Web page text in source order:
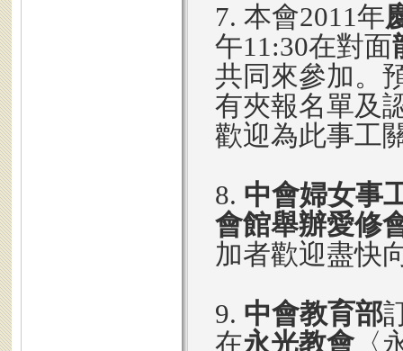
7. 本會2011年
午11:30在對面
共同來參加。
有夾報名單及
歡迎為此事工
8. 中會婦女事
會館舉辦愛修
加者歡迎盡快
9. 中會教育部
在永光教會〈